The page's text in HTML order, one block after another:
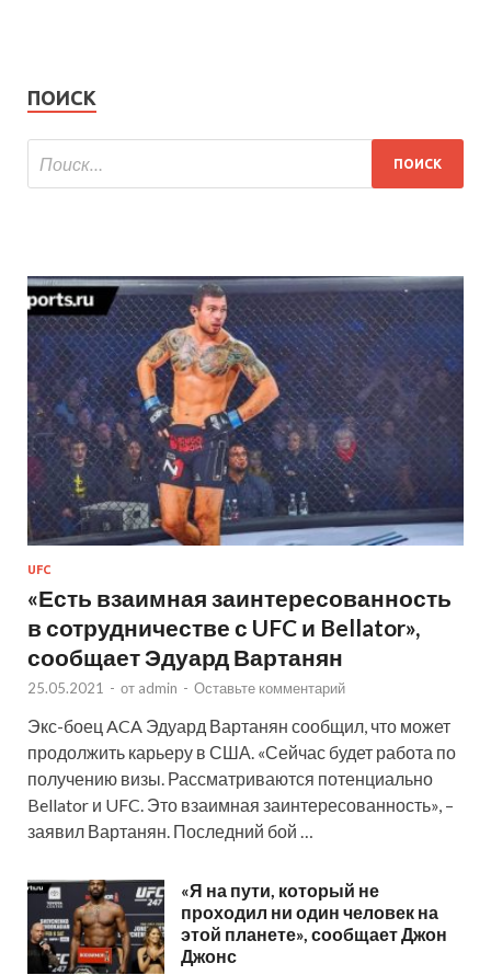
ПОИСК
UFC
«Есть взаимная заинтересованность
в сотрудничестве с UFC и Bellator»,
сообщает Эдуард Вартанян
25.05.2021 - от admin - Оставьте комментарий
Экс-боец ACA Эдуард Вартанян сообщил, что может
продолжить карьеру в США. «Сейчас будет работа по
получению визы. Рассматриваются потенциально
Bellator и UFC. Это взаимная заинтересованность», –
заявил Вартанян. Последний бой …
«Я на пути, который не
проходил ни один человек на
этой планете», сообщает Джон
Джонс